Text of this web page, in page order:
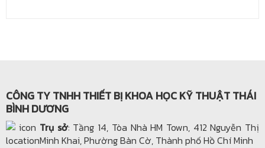
CÔNG TY TNHH THIẾT BỊ KHOA HỌC KỸ THUẬT THÁI
BÌNH DƯƠNG
Trụ sở: Tầng 14, Tòa Nhà HM Town, 412 Nguyễn Thị
Minh Khai, Phường Bàn Cờ, Thành phố Hồ Chí Minh